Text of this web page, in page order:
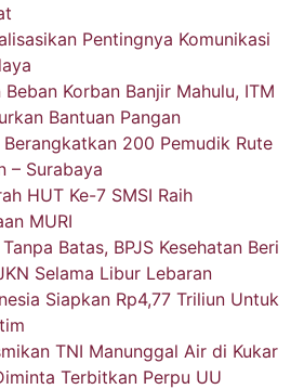
Pentingnya Komunikasi
Beban Korban Banjir Mahulu, ITM
Bantuan Pangan
200 Pemudik Rute
– Surabaya
HUT Ke-7 SMSI Raih
MURI
Batas, BPJS Kesehatan Beri
Selama Libur Lebaran
Siapkan Rp4,77 Triliun Untuk
TNI Manunggal Air di Kukar
Terbitkan Perpu UU